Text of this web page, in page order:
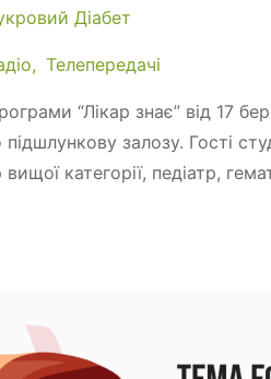
Діабет
Телепередачі
“Лікар знає” від 17
залозу. Гості
категорії, педіатр,